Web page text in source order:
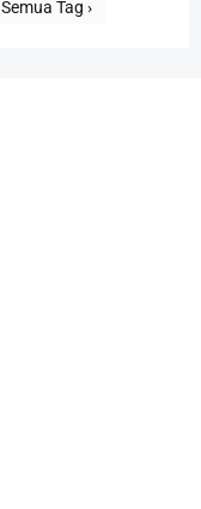
Semua Tag ›